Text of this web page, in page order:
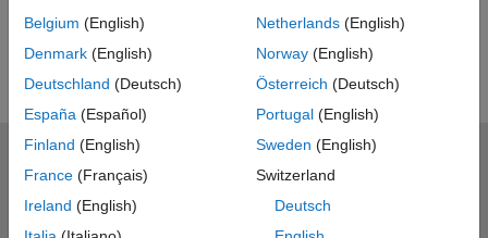
Belgium (English)
Denmark (English)
Deutschland (Deutsch)
España (Español)
Finland (English)
France (Français)
Ireland (English)
Netherlands(English)
Norway(English)
Österreich (Deutsch)
Portugal(English)
Sweden (English)
Switzerland
Deutsch